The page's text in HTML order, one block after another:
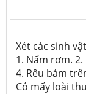
Xét các sinh
1. Nấm rơm.
4. Rêu bám
Có mấy loài